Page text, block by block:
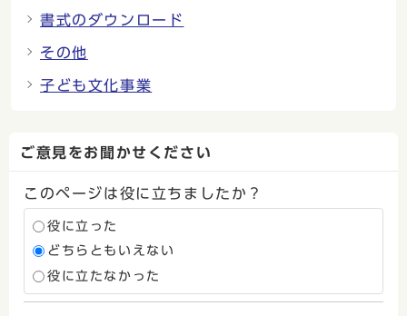
書式のダウンロード
その他
子ども文化事業
ご意見をお聞かせください
このページは役に立ちましたか？
役に立った
どちらともいえない
役に立たなかった